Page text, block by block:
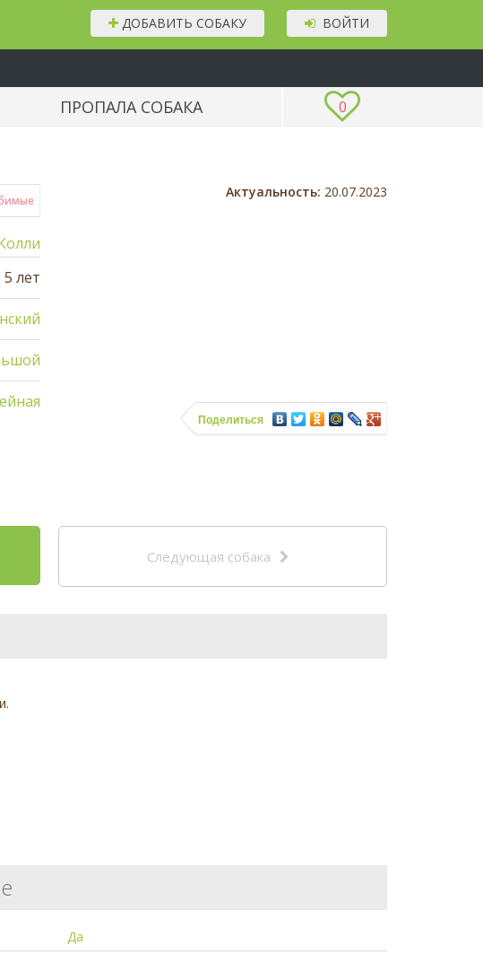
ВОЙТИ
ДОБАВИТЬ СОБАКУ
0
ПРОПАЛА СОБАКА
5 лет
Актуальность: 20.07.2023
Поделиться
Следующая собака
Да